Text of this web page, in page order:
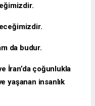
da budur.
İran’da çoğunlukla
yaşanan insanlık